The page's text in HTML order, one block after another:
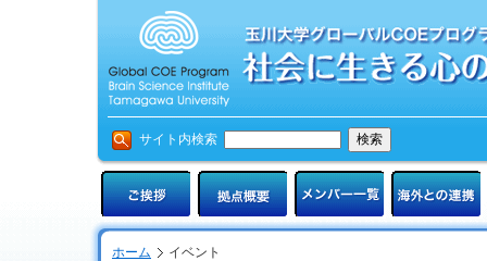
サイト内検索
ホーム イベント